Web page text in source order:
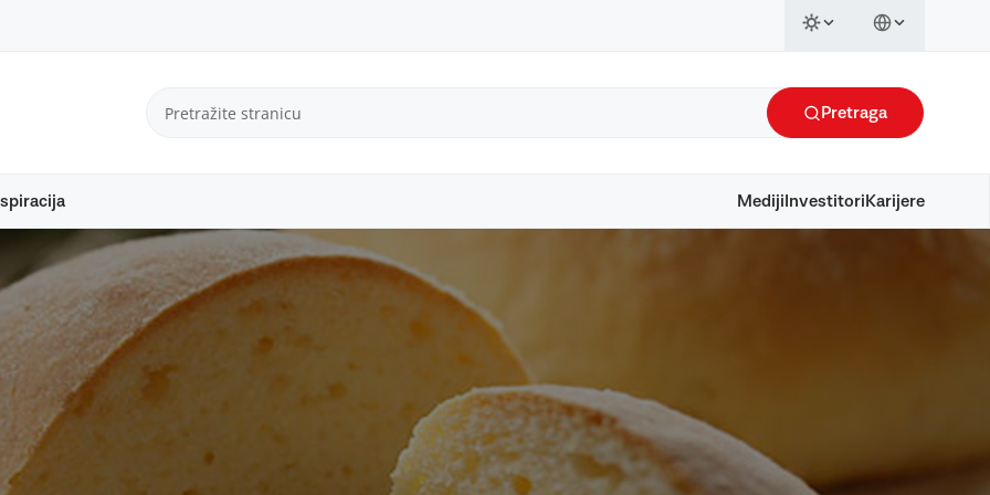
Pretraga
Mediji Investitori Karijere